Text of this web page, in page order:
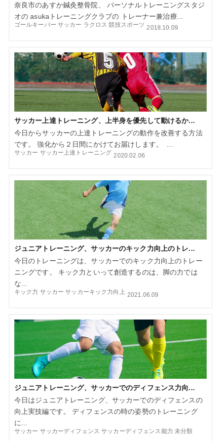
奈良市のあすか鍼灸整骨院、 パーソナルトレーニングスタジ
オの asukaトレーニングクラブの トレーナー兼治療...
ゴールキーパー サッカー ラクロス 競技スポーツ 2018.10.09
サッカー上達トレーニング、上半身を優先して動けるか...
今日からサッカーの上達トレーニングの動作を改善する方法
です。 強化から２日間にかけてお届けします。 ...
サッカー サッカー上達トレーニング 2020.02.06
ジュニアトレーニング、サッカーのキック力向上のトレ...
今日のトレーニングは、サッカーでのキック力向上のトレー
ニングです。 キック力といって創造するのは、脚の力では
な...
キック力 サッカー サッカーキック力向上 2021.06.09
ジュニアトレーニング、サッカーでのディフェンス力向...
今日はジュニアトレーニング、サッカーでのディフェンスの
向上実技編です。 ディフェンスの時の姿勢のトレーニング
に...
サッカー サッカーディフェンス サッカーディフェンス能力 未分類